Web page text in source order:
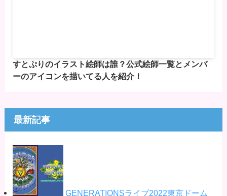
すとぷりのイラスト絵師は誰？公式絵師一覧とメンバ
ーのアイコンを描いてる人を紹介！
最新記事
GENERATIONSライブ2022東京ドーム